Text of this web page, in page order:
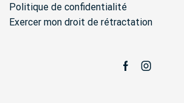
Politique de confidentialité
Exercer mon droit de rétractation
FacebookInstagram